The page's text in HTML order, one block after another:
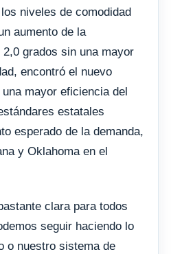
niveles de comodidad
aumento de la
grados sin una mayor
encontró el nuevo
mayor eficiencia del
estatales
esperado de la demanda,
y Oklahoma en el
clara para todos
seguir haciendo lo
o nuestro sistema de